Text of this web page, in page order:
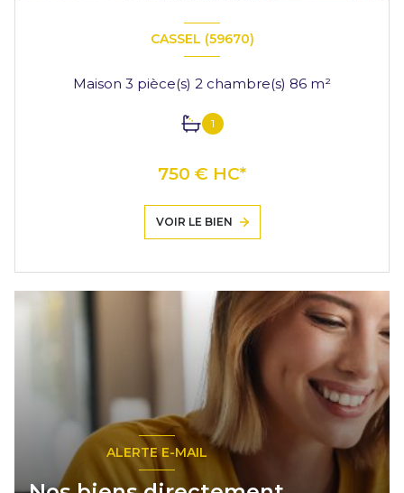
CASSEL (59670)
Maison 3 pièce(s) 2 chambre(s) 86 m²
1
750 € HC*
VOIR LE BIEN
ALERTE E-MAIL